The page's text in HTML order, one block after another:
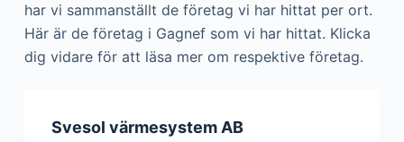
har vi sammanställt de företag vi har hittat per ort.
Här är de företag i Gagnef som vi har hittat. Klicka
dig vidare för att läsa mer om respektive företag.
Svesol värmesystem AB